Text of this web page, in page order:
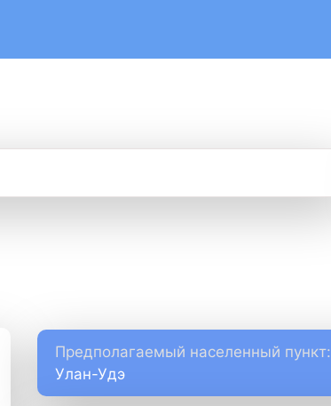
Предполагаемый населенный пункт:
Улан-Удэ